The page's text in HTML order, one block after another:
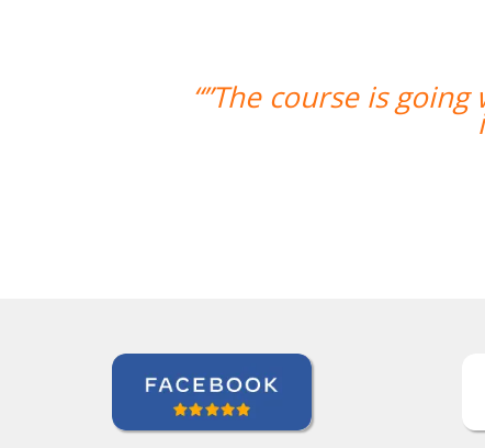
skills have “”Hemos
mujer